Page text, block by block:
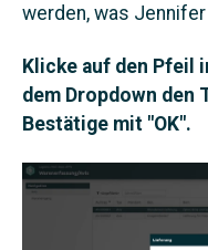
werden, was
Klicke auf den Pfeil
dem Dropdown den
Bestätige mit "OK".